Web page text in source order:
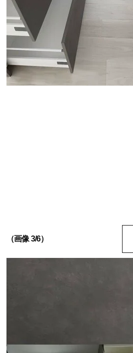
（画像 3/6）